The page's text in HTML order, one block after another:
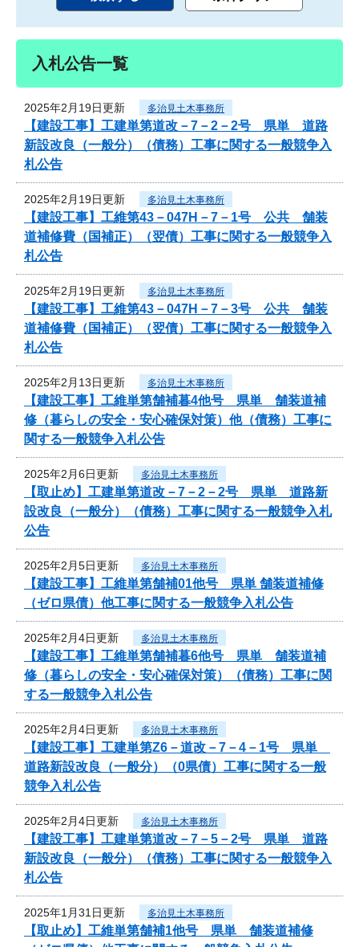
入札公告一覧
2025年2月19日更新 多治見土木事務所
【建設工事】工建単第道改－7－2－2号 県単 道路
新設改良（一般分）（債務）工事に関する一般競争入
札公告
2025年2月19日更新 多治見土木事務所
【建設工事】工維第43－047H－7－1号 公共 舗装
道補修費（国補正）（翌債）工事に関する一般競争入
札公告
2025年2月19日更新 多治見土木事務所
【建設工事】工維第43－047H－7－3号 公共 舗装
道補修費（国補正）（翌債）工事に関する一般競争入
札公告
2025年2月13日更新 多治見土木事務所
【建設工事】工維単第舗補暮4他号 県単 舗装道補
修（暮らしの安全・安心確保対策）他（債務）工事に
関する一般競争入札公告
2025年2月6日更新 多治見土木事務所
【取止め】工建単第道改－7－2－2号 県単 道路新
設改良（一般分）（債務）工事に関する一般競争入札
公告
2025年2月5日更新 多治見土木事務所
【建設工事】工維単第舗補01他号 県単 舗装道補修
（ゼロ県債）他工事に関する一般競争入札公告
2025年2月4日更新 多治見土木事務所
【建設工事】工維単第舗補暮6他号 県単 舗装道補
修（暮らしの安全・安心確保対策）（債務）工事に関
する一般競争入札公告
2025年2月4日更新 多治見土木事務所
【建設工事】工建単第Z6－道改－7－4－1号 県単
道路新設改良（一般分）（0県債）工事に関する一般
競争入札公告
2025年2月4日更新 多治見土木事務所
【建設工事】工建単第道改－7－5－2号 県単 道路
新設改良（一般分）（債務）工事に関する一般競争入
札公告
2025年1月31日更新 多治見土木事務所
【取止め】工維単第舗補1他号 県単 舗装道補修